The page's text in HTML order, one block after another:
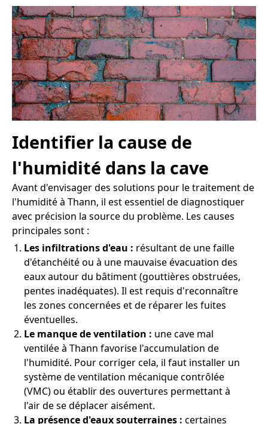
Identifier la cause de
l'humidité dans la cave
Avant d'envisager des solutions pour le traitement de
l'humidité à Thann, il est essentiel de diagnostiquer
avec précision la source du problème. Les causes
principales sont :
Les infiltrations d'eau : résultant de une faille
d'étanchéité ou à une mauvaise évacuation des
eaux autour du bâtiment (gouttières obstruées,
pentes inadéquates). Il est requis d'reconnaître
les zones concernées et de réparer les fuites
éventuelles.
Le manque de ventilation : une cave mal
ventilée à Thann favorise l'accumulation de
l'humidité. Pour corriger cela, il faut installer un
système de ventilation mécanique contrôlée
(VMC) ou établir des ouvertures permettant à
l'air de se déplacer aisément.
La présence d'eaux souterraines : certaines